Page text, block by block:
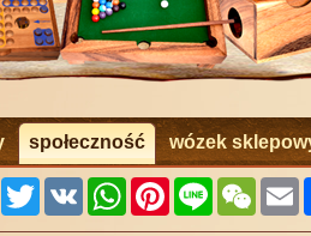
społeczność wózek
Facebook
TwitterVK WhatsAppPinterest
Line WeChat